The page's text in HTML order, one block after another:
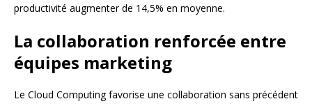
productivité augmenter de 14,5% en moyenne.
La collaboration renforcée entre
équipes marketing
Le Cloud Computing favorise une collaboration sans précédent